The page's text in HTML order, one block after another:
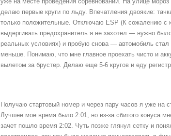
делаю первые круги по льду. Впечатления двоякие:
только положительные. Отключаю ESP (К сожалению с
выдергивать предохранитель я не захотел — нужно
реальных условиях) и пробую снова — автомобиль
меньше. Понимаю, что мне главное проехать чисто и
вылетом за брустер. Делаю еще 5-6 кругов и еду
Получаю стартовый номер и через пару часов я уже на
Лучшее мое время было 2:01, но из-за сбитого конуса
зачет пошло время 2:02. Чуть позже глянул сетку и